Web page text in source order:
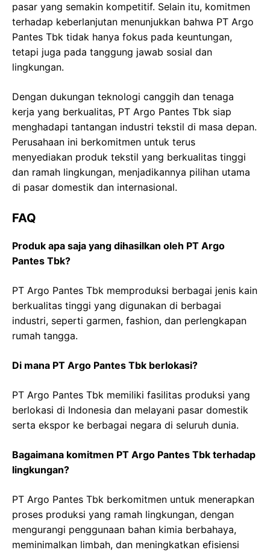
pasar yang semakin kompetitif. Selain itu, komitmen
terhadap keberlanjutan menunjukkan bahwa PT Argo
Pantes Tbk tidak hanya fokus pada keuntungan,
tetapi juga pada tanggung jawab sosial dan
lingkungan.
Dengan dukungan teknologi canggih dan tenaga
kerja yang berkualitas, PT Argo Pantes Tbk siap
menghadapi tantangan industri tekstil di masa depan.
Perusahaan ini berkomitmen untuk terus
menyediakan produk tekstil yang berkualitas tinggi
dan ramah lingkungan, menjadikannya pilihan utama
di pasar domestik dan internasional.
FAQ
Produk apa saja yang dihasilkan oleh PT Argo
Pantes Tbk?
PT Argo Pantes Tbk memproduksi berbagai jenis kain
berkualitas tinggi yang digunakan di berbagai
industri, seperti garmen, fashion, dan perlengkapan
rumah tangga.
Di mana PT Argo Pantes Tbk berlokasi?
PT Argo Pantes Tbk memiliki fasilitas produksi yang
berlokasi di Indonesia dan melayani pasar domestik
serta ekspor ke berbagai negara di seluruh dunia.
Bagaimana komitmen PT Argo Pantes Tbk terhadap
lingkungan?
PT Argo Pantes Tbk berkomitmen untuk menerapkan
proses produksi yang ramah lingkungan, dengan
mengurangi penggunaan bahan kimia berbahaya,
meminimalkan limbah, dan meningkatkan efisiensi